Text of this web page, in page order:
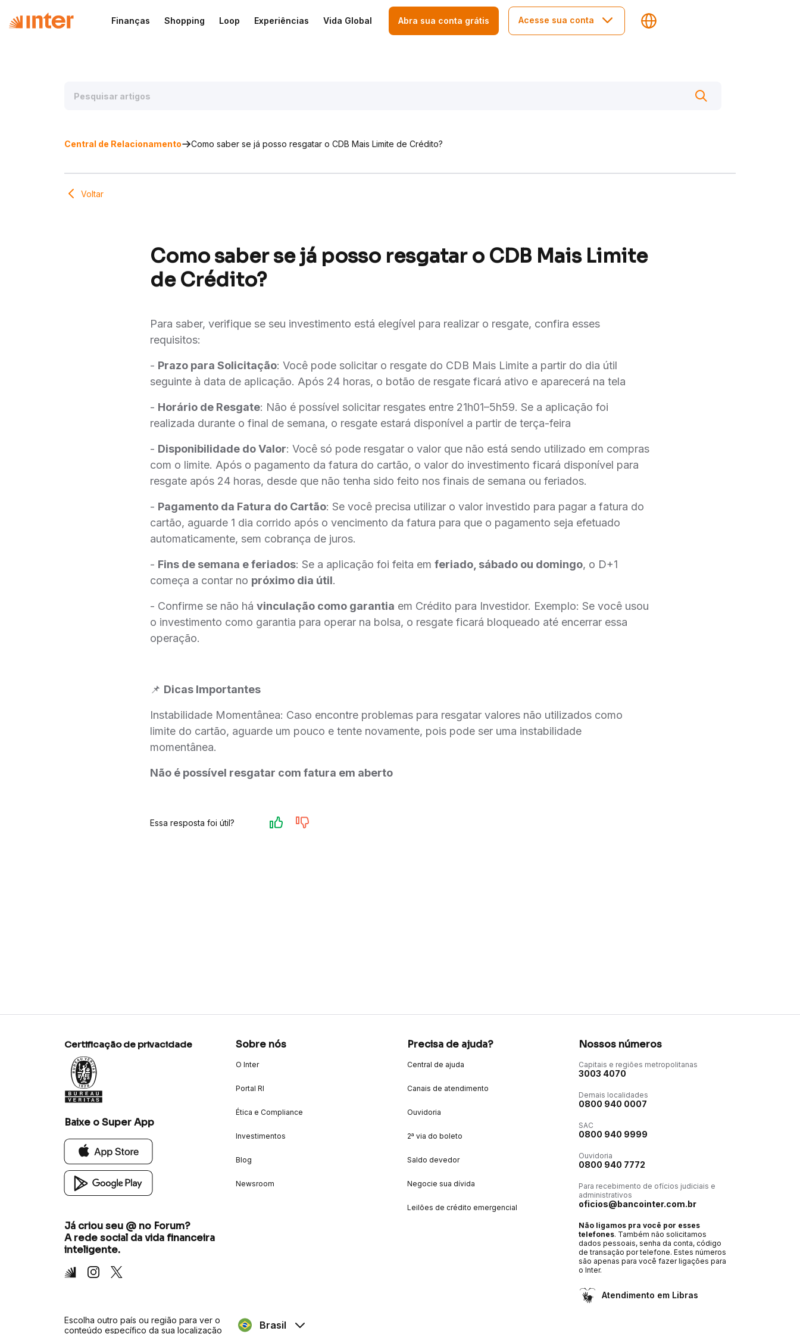
Finanças Shopping Loop Experiências Vida Global Abra sua conta grátis Acesse sua conta
Central de Relacionamento Como saber se já posso resgatar o CDB Mais Limite de Crédito?
Voltar
Como saber se já posso resgatar o CDB Mais Limite
de Crédito?
Para saber, verifique se seu investimento está elegível para realizar o resgate, confira esses
requisitos:
- Prazo para Solicitação: Você pode solicitar o resgate do CDB Mais Limite a partir do dia útil
seguinte à data de aplicação. Após 24 horas, o botão de resgate ficará ativo e aparecerá na tela
- Horário de Resgate: Não é possível solicitar resgates entre 21h01–5h59. Se a aplicação foi
realizada durante o final de semana, o resgate estará disponível a partir de terça-feira
- Disponibilidade do Valor: Você só pode resgatar o valor que não está sendo utilizado em compras
com o limite. Após o pagamento da fatura do cartão, o valor do investimento ficará disponível para
resgate após 24 horas, desde que não tenha sido feito nos finais de semana ou feriados.
- Pagamento da Fatura do Cartão: Se você precisa utilizar o valor investido para pagar a fatura do
cartão, aguarde 1 dia corrido após o vencimento da fatura para que o pagamento seja efetuado
automaticamente, sem cobrança de juros.
- Fins de semana e feriados: Se a aplicação foi feita em feriado, sábado ou domingo, o D+1
começa a contar no próximo dia útil.
- Confirme se não há vinculação como garantia em Crédito para Investidor. Exemplo: Se você usou
o investimento como garantia para operar na bolsa, o resgate ficará bloqueado até encerrar essa
operação.
📌 Dicas Importantes
Instabilidade Momentânea: Caso encontre problemas para resgatar valores não utilizados como
limite do cartão, aguarde um pouco e tente novamente, pois pode ser uma instabilidade
momentânea.
Não é possível resgatar com fatura em aberto
Essa resposta foi útil?
Certificação de privacidade
Baixe o Super App
Já criou seu @ no Forum?
A rede social da vida financeira
inteligente.
Inter Instagram
X
Sobre nós
O Inter
Portal RI
Ética e Compliance
Investimentos
Blog
Newsroom
Precisa de ajuda?
Central de ajuda
Canais de atendimento
Ouvidoria
2ª via do boleto
Saldo devedor
Negocie sua dívida
Leilões de crédito emergencial
Nossos números
Capitais e regiões metropolitanas
3003 4070
Demais localidades
0800 940 0007
SAC
0800 940 9999
Ouvidoria
0800 940 7772
Para recebimento de ofícios judiciais e
administrativos
oficios@bancointer.com.br
Não ligamos pra você por esses
telefones. Também não solicitamos
dados pessoais, senha da conta, código
de transação por telefone. Estes números
são apenas para você fazer ligações para
o Inter.
Atendimento em Libras
Escolha outro país ou região para ver o
conteúdo específico da sua localização
Brasil